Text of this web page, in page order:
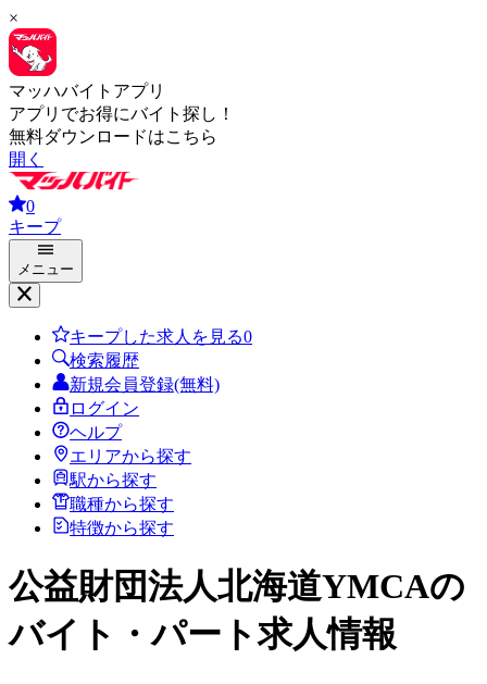
×
マッハバイトアプリ
アプリでお得にバイト探し！
無料ダウンロードはこちら
開く
0
キープ
メニュー
キープした求人を見る0
検索履歴
新規会員登録(無料)
ログイン
ヘルプ
エリアから探す
駅から探す
職種から探す
特徴から探す
公益財団法人北海道YMCAの
バイト・パート求人情報